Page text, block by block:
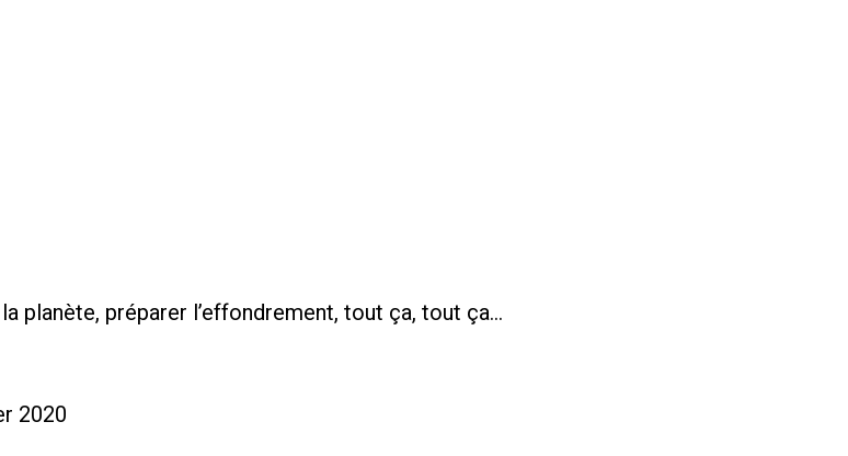
planète, préparer l’effondrement, tout ça, tout ça…
2020